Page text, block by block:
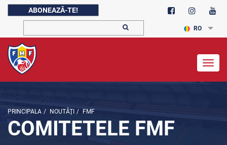
ABONEAZĂ-TE!
RO
PRINCIPALA / NOUTĂŢI / FMF
COMITETELE FMF